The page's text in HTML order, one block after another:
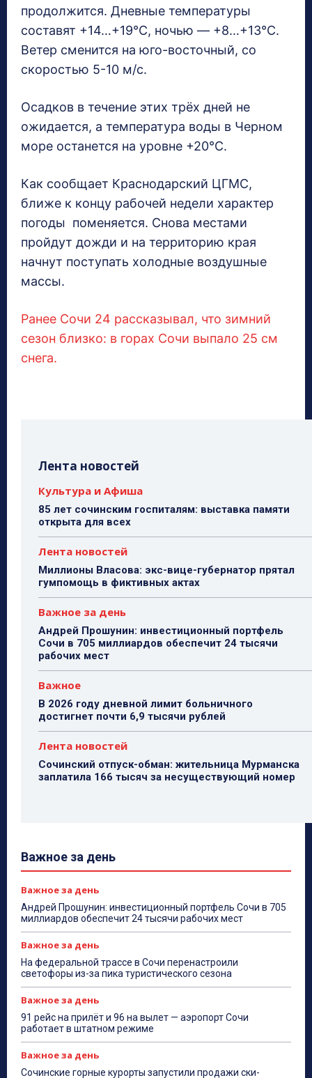
продолжится. Дневные температуры
составят +14…+19°C, ночью — +8…+13°C.
Ветер сменится на юго-восточный, со
скоростью 5-10 м/с.
Осадков в течение этих трёх дней не
ожидается, а температура воды в Черном
море останется на уровне +20°C.
Как сообщает Краснодарский ЦГМС,
ближе к концу рабочей недели характер
погоды поменяется. Снова местами
пройдут дожди и на территорию края
начнут поступать холодные воздушные
массы.
Ранее Сочи 24 рассказывал, что зимний
сезон близко: в горах Сочи выпало 25 см
снега.
Лента новостей
Культура и Афиша
85 лет сочинским госпиталям: выставка памяти
открыта для всех
Лента новостей
Миллионы Власова: экс-вице-губернатор прятал
гумпомощь в фиктивных актах
Важное за день
Андрей Прошунин: инвестиционный портфель
Сочи в 705 миллиардов обеспечит 24 тысячи
рабочих мест
Важное
В 2026 году дневной лимит больничного
достигнет почти 6,9 тысячи рублей
Лента новостей
Сочинский отпуск-обман: жительница Мурманска
заплатила 166 тысяч за несуществующий номер
Важное за день
Важное за день
Андрей Прошунин: инвестиционный портфель Сочи в 705
миллиардов обеспечит 24 тысячи рабочих мест
Важное за день
На федеральной трассе в Сочи перенастроили
светофоры из-за пика туристического сезона
Важное за день
91 рейс на прилёт и 96 на вылет — аэропорт Сочи
работает в штатном режиме
Важное за день
Сочинские горные курорты запустили продажи ски-